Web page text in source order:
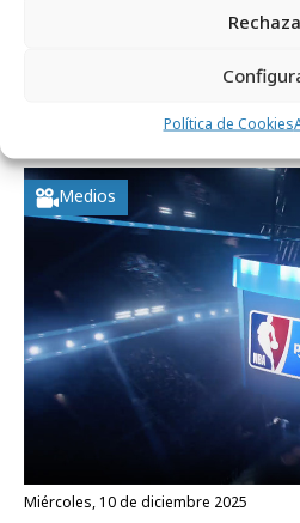
Política de Cookies
NBA y Coca-Cola
global de marketing
Medios
miércoles, 10 de diciembre 2025